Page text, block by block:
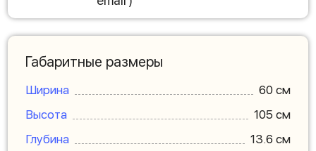
Габаритные размеры
Ширина
60 см
Высота
105 см
Глубина
13.6 см